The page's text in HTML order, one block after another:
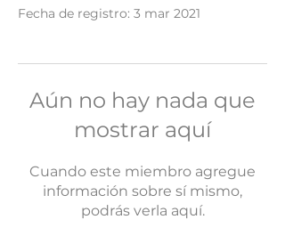
Fecha de registro: 3 mar 2021
Aún no hay nada que
mostrar aquí
Cuando este miembro agregue
información sobre sí mismo,
podrás verla aquí.